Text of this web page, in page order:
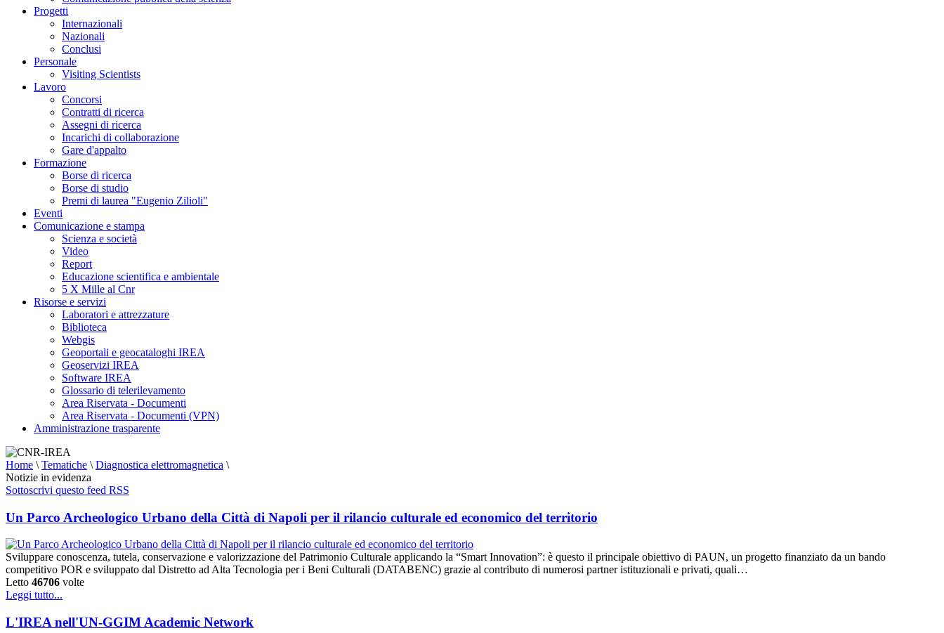
Progetti
Internazionali
Nazionali
Conclusi
Personale
Visiting Scientists
Lavoro
Concorsi
Contratti di ricerca
Assegni di ricerca
Incarichi di collaborazione
Gare d'appalto
Formazione
Borse di ricerca
Borse di studio
Premi di laurea "Eugenio Zilioli"
Eventi
Comunicazione e stampa
Scienza e società
Video
Report
Educazione scientifica e ambientale
5 X Mille al Cnr
Risorse e servizi
Laboratori e attrezzature
Biblioteca
Webgis
Geoportali e geocataloghi IREA
Geoservizi IREA
Software IREA
Glossario di telerilevamento
Area Riservata - Documenti
Area Riservata - Documenti (VPN)
Amministrazione trasparente
Home \ Tematiche \ Diagnostica elettromagnetica \
Notizie in evidenza
Sottoscrivi questo feed RSS
Un Parco Archeologico Urbano della Città di Napoli per il rilancio culturale ed economico del territorio
Sviluppare conoscenza, tutela, conservazione e valorizzazione del Patrimonio Culturale applicando la “Smart Innovation”: è questo il principale obiettivo di PAUN, un progetto finanziato da un bando
competitivo POR e sviluppato dal Distretto ad Alta Tecnologia per i Beni Culturali (DATABENC) grazie al contributo di numerosi partner istituzionali e privati, quali…
Letto 46706 volte
Leggi tutto...
L'IREA nell'UN-GGIM Academic Network